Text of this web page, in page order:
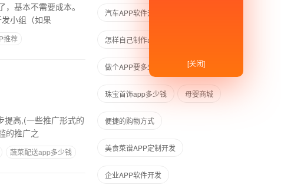
基本不需要成本。
小组（如果
推荐
提高,(一些推广形式的
的推广之
蔬菜配送app多少钱
汽车APP软件开发
怎样自己制作app软件
做个APP要多少钱 在家就能创业
珠宝首饰app多少钱 母婴商城
便捷的购物方式
美食菜谱APP定制开发
企业APP软件开发
[关闭]